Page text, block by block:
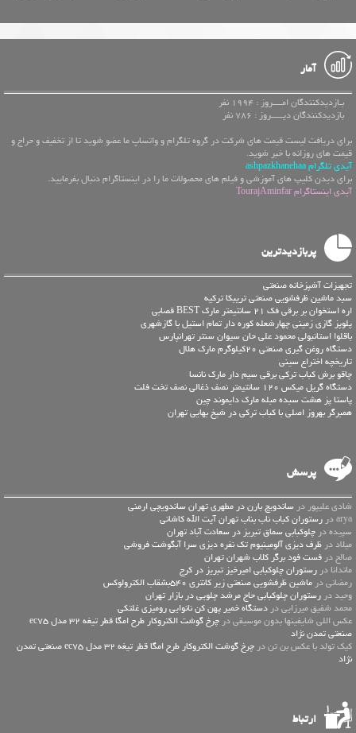
آمار
بـازدیدکنندگان امــــروز : 1994 نفر
بازدیدکنندگان دیـــــروز : 786 نفر
برای دریافت لیست قیمت های شرکت در گروه تلگرام و واتساپ ما عضو شوید تا از تخفیف و حراج و
قیمت های روزانه با خبر شوید.
آیدی تلگرام ashpazkhanehaa
برای دیدن کلیپ های آموزشی و فیلم های محصولات ما را در اینستاگرام دنبال بفرمایید.
آیدی اینستاگرام TourajAminfar
پربازدیدترین
تجهیزات آشپزخانه صنعتی
سبد ماشین ظرفشویی صنعتی تریبکا ترکیه
اره استخوان بر برقی فک 21 سانتیمتر مارک BEST قصابی
پلوپز گازی زمینی چهارشعله کوره دار تمام استیل با گازشهری
باقلوا استانبولی محمود علی حان سیوان سنتر تهرانپارس
دستگاه روغن گیری صنعتی 20کیلوگرم مارک هلال
تاریخچه اختراع سینی
چاقو برش کباب ترکی برقی سیم دار مارک نانسا
دستگاه گریل میکس 120 سانتیمتر نصف ذغالی نصف تخت فلت
پاستا پز هشت سبده مبله مارک دایموند چین
همبرگر بهروز اصلی با کباب ترکی در شیخ بهایی تهران
پرسش
شادی علیپور در ساندویچ بارن در مطهری تهران ساندویچی ارمنی
arya در
رستوران کباب ناب بناب تهران آیت الله کاشانی
سپیده در چلوکبابی سماق تبریز در سعادت آباد تهران
میلاد در ظرف دیزی آلومینیوم تک نفره دیزی سرا آبگوشت فروشی
صالح در فست فود برگر کلاب شهران تهران
ماندانا در رستوران چلوکبابی امیرخیز تبریز در کرج
رمضانی در ماشین ظرفشویی صنعتی زیر کانتری 540بشقاب الکترولوکس
وحید در رستوران چلوکبابی حاج مرشد چلویی در بازار تهران
محمد شفیق میرزایی در دستگاه خمیر پهن کن نانوایی رومیزی غلتکی
عكس اللي شايفينها بدون موسيقى در
چرخ گوشت الکتروکار طرح امگا قطر تیغه 32 مدل ec75
صنعتی تمدن نژاد
کیک تولد با عکس بن تن در
چرخ گوشت الکتروکار طرح امگا قطر تیغه 32 مدل ec75 صنعتی تمدن
نژاد
ارتباط